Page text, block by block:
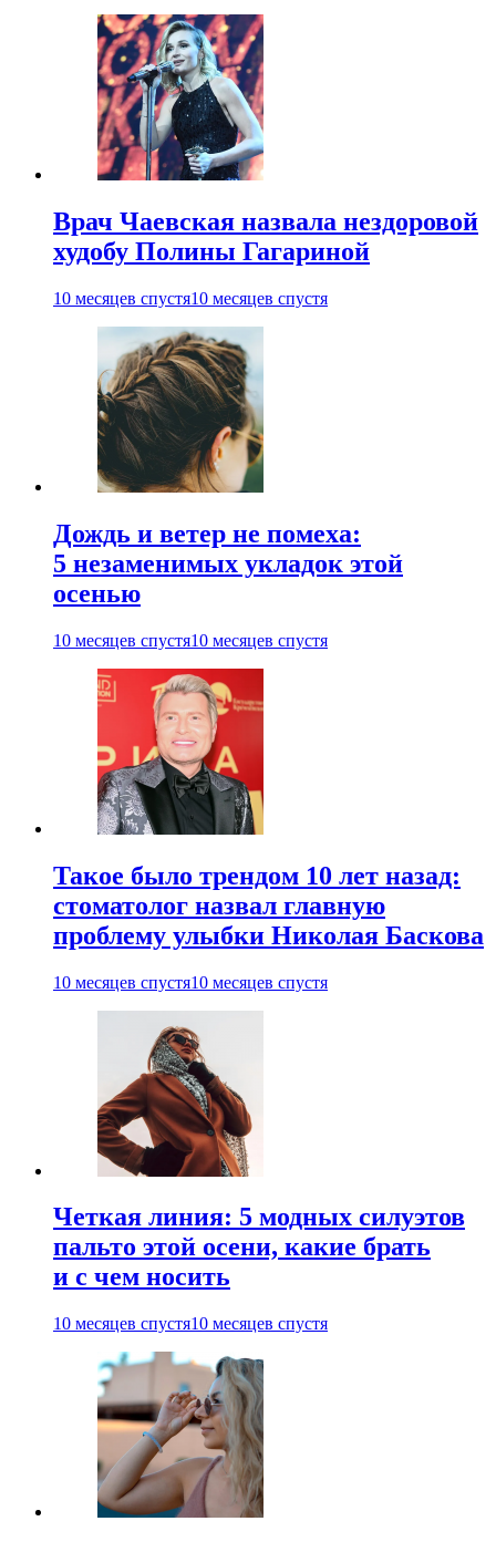
Врач Чаевская назвала нездоровой
худобу Полины Гагариной
10 месяцев спустя10 месяцев спустя
Дождь и ветер не помеха:
5 незаменимых укладок этой
осенью
10 месяцев спустя10 месяцев спустя
Такое было трендом 10 лет назад:
стоматолог назвал главную
проблему улыбки Николая Баскова
10 месяцев спустя10 месяцев спустя
Четкая линия: 5 модных силуэтов
пальто этой осени, какие брать
и с чем носить
10 месяцев спустя10 месяцев спустя